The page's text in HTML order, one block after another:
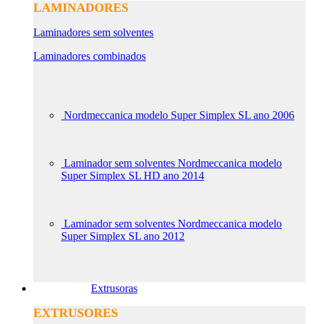
LAMINADORES
Laminadores sem solventes
Laminadores combinados
Nordmeccanica modelo Super Simplex SL ano 2006
Laminador sem solventes Nordmeccanica modelo
Super Simplex SL HD ano 2014
Laminador sem solventes Nordmeccanica modelo
Super Simplex SL ano 2012
Extrusoras
EXTRUSORES